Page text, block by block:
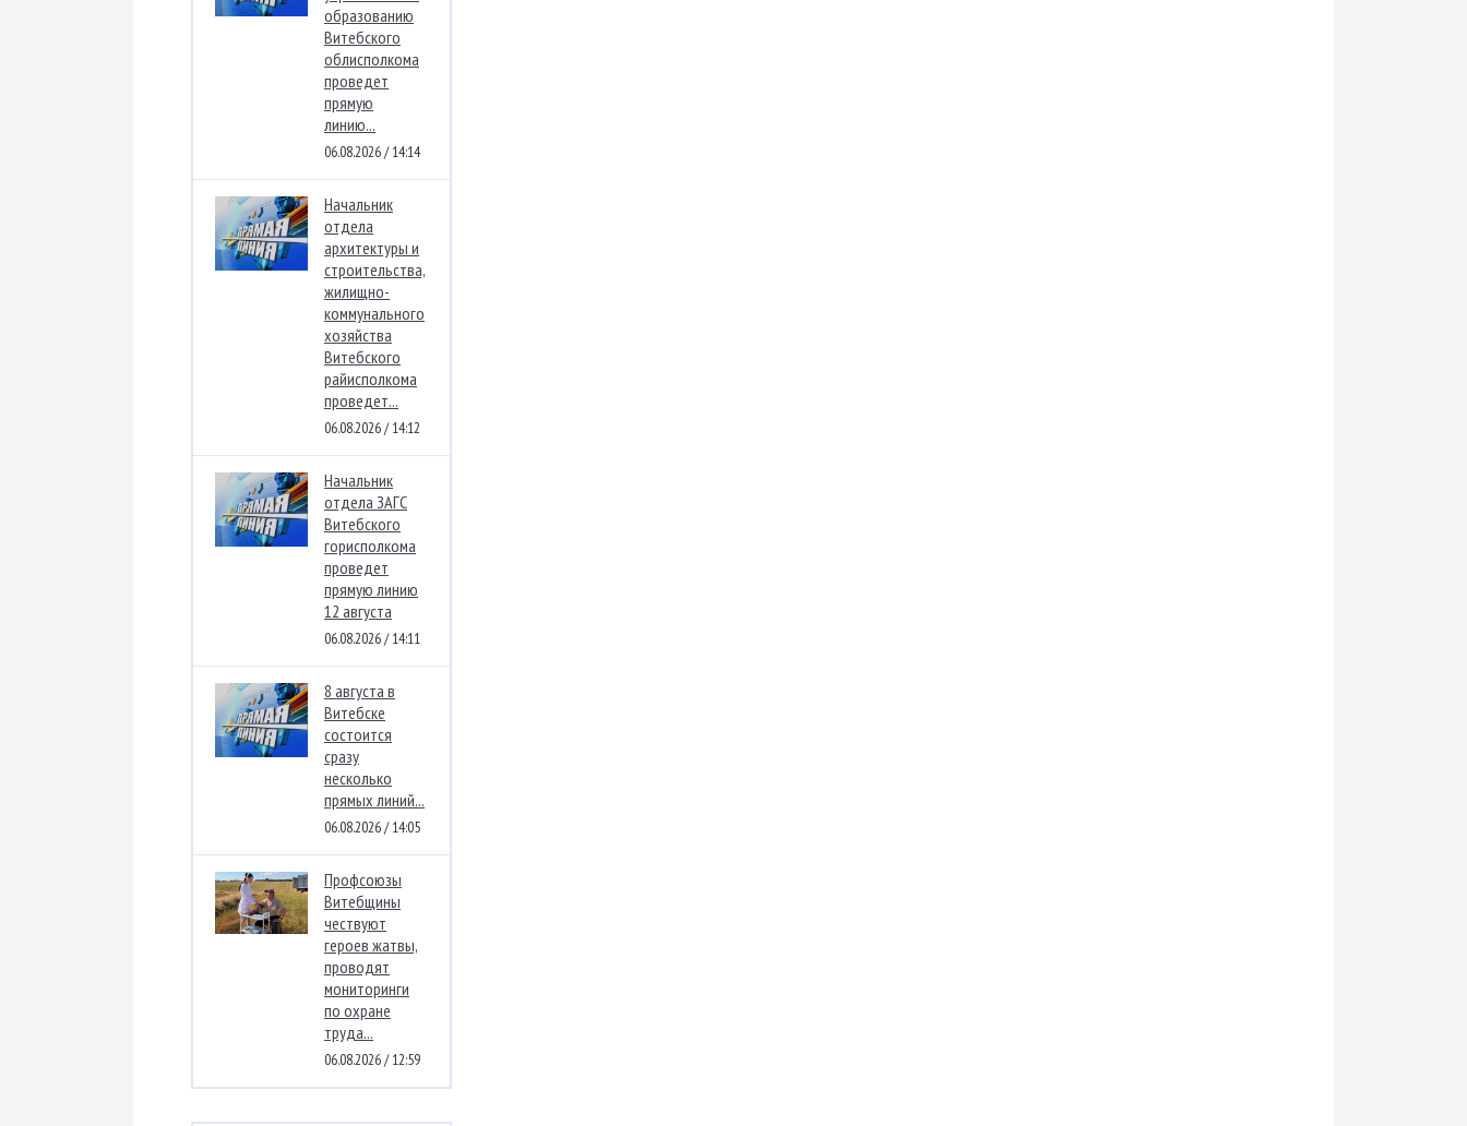
образованию
Витебского
облисполкома
проведет
прямую
линию...
06.08.2026 / 14:14
Начальник
отдела
архитектуры и
строительства,
жилищно-
коммунального
хозяйства
Витебского
райисполкома
проведет...
06.08.2026 / 14:12
Начальник
отдела ЗАГС
Витебского
горисполкома
проведет
прямую линию
12 августа
06.08.2026 / 14:11
8 августа в
Витебске
состоится
сразу
несколько
прямых линий...
06.08.2026 / 14:05
Профсоюзы
Витебщины
чествуют
героев жатвы,
проводят
мониторинги
по охране
труда...
06.08.2026 / 12:59